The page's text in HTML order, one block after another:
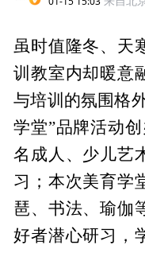
虽时值隆冬、天
训教室内却暖意
与培训的氛围格
学堂”品牌活动
名成人、少儿艺
习；本次美育学
琶、书法、瑜伽
好者潜心研习，